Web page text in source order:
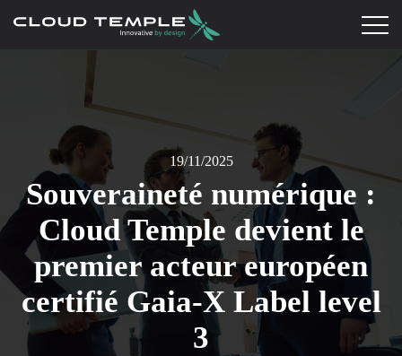
19/11/2025
Souveraineté numérique :
Cloud Temple devient le
premier acteur européen
certifié Gaia-X Label level
3